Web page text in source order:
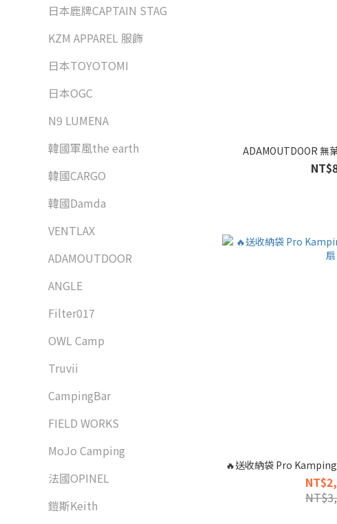
日本鹿牌CAPTAIN STAG
KZM APPAREL 服飾
日本TOYOTOMI
日本OGC
N9 LUMENA
韓國軍風the earth
韓國CARGO
韓國Damda
VENTLAX
ADAMOUTDOOR
ANGLE
Filter017
OWL Camp
Truvii
CampingBar
FIELD WORKS
MoJo Camping
法國OPINEL
鎧斯Keith
ADAMOUTDOOR 無
🔥送收納袋 Pro